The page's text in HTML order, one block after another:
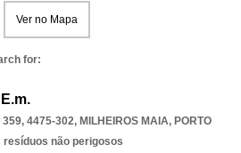
Ver no Mapa
for:
359, 4475-302, MILHEIROS MAIA, PORTO
resíduos não perigosos